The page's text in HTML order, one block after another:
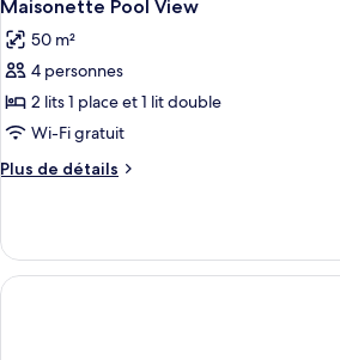
Chambre
toutes
les
photos
pour
ce
type
de
Maisonette
Pool
View
Maisonette Pool View
50 m²
4 personnes
2 lits 1 place et 1 lit double
Wi-Fi gratuit
Plus de détails
Plus
le
type
de